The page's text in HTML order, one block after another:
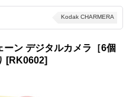
Kodak CHARMERA
ン デジタルカメラ［6個
[RK0602]